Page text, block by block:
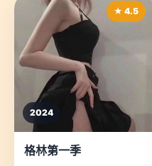
★ 4.5
2024
格林第一季